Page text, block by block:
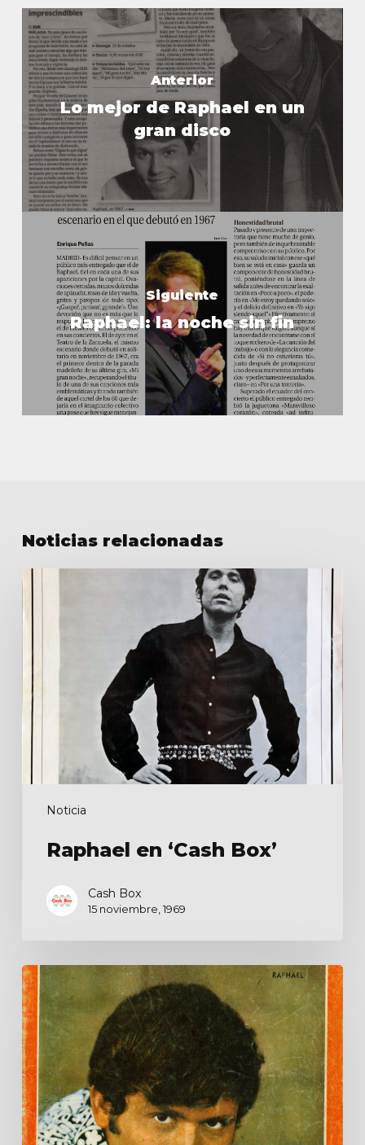
Anterior
Lo mejor de Raphael en un
gran disco
Siguiente
Raphael: la noche sin fin
Noticias relacionadas
Noticia
Raphael
Raphael en ‘Cash Box’
Cash Box
15 noviembre, 1969
¡Leslie
Ann
lo
engaña!